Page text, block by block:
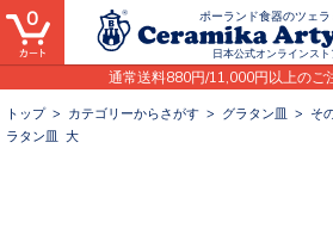
ポーランド食器のツェラ
日本公式オンラインスト
通常送料880円/11,000円以上のご
0
トップ> カテゴリーからさがす > グラタン皿 > そ
ラタン皿 大